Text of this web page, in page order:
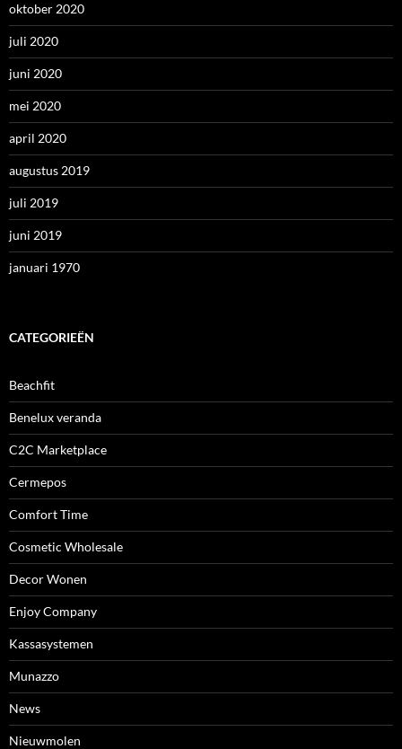
oktober 2020
juli 2020
juni 2020
mei 2020
april 2020
augustus 2019
juli 2019
juni 2019
januari 1970
CATEGORIEËN
Beachfit
Benelux veranda
C2C Marketplace
Cermepos
Comfort Time
Cosmetic Wholesale
Decor Wonen
Enjoy Company
Kassasystemen
Munazzo
News
Nieuwmolen